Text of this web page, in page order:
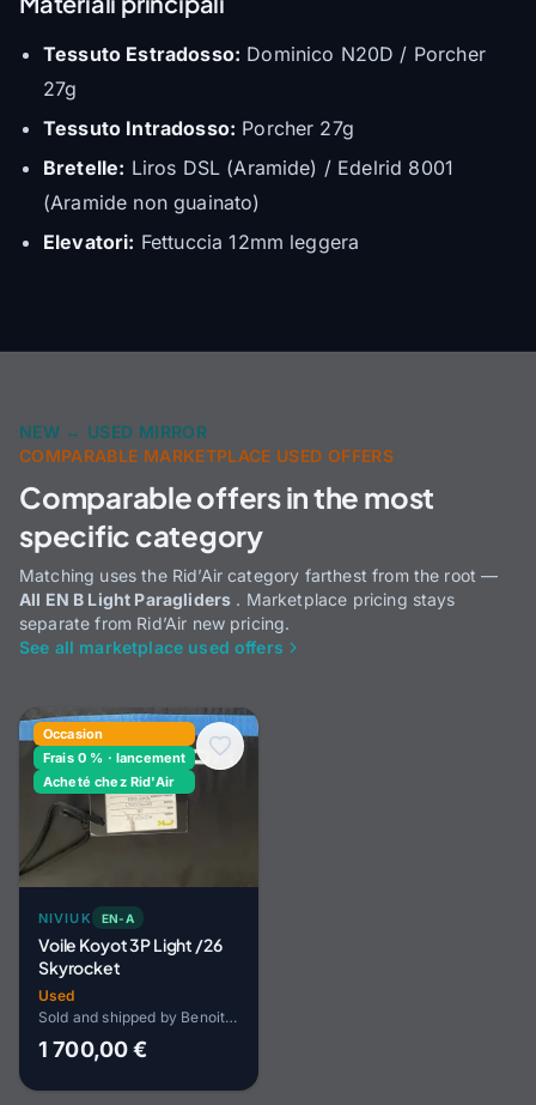
Tessuto Estradosso: Dominico N20D / Porcher
27g
Tessuto Intradosso: Porcher 27g
Bretelle: Liros DSL (Aramide) / Edelrid 8001
(Aramide non guainato)
Elevatori: Fettuccia 12mm leggera
NEW ↔ USED MIRROR
COMPARABLE MARKETPLACE USED OFFERS
Comparable offers in the most
specific category
Matching uses the Rid’Air category farthest from the root —
All EN B Light Paragliders . Marketplace pricing stays
separate from Rid’Air new pricing.
See all marketplace used offers
Occasion
Frais 0 % · lancement
Acheté chez Rid'Air
NIVIUK EN-A
Voile Koyot 3P Light /26
Skyrocket
Used
Sold and shipped by Benoit HOPP
1 700,00 €